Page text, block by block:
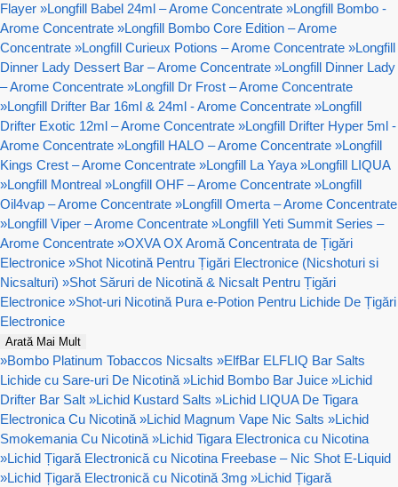
Flayer »Longfill Babel 24ml – Arome Concentrate »Longfill Bombo -
Arome Concentrate »Longfill Bombo Core Edition – Arome
Concentrate »Longfill Curieux Potions – Arome Concentrate »Longfill
Dinner Lady Dessert Bar – Arome Concentrate »Longfill Dinner Lady
– Arome Concentrate »Longfill Dr Frost – Arome Concentrate
»Longfill Drifter Bar 16ml & 24ml - Arome Concentrate »Longfill
Drifter Exotic 12ml – Arome Concentrate »Longfill Drifter Hyper 5ml -
Arome Concentrate »Longfill HALO – Arome Concentrate »Longfill
Kings Crest – Arome Concentrate »Longfill La Yaya »Longfill LIQUA
»Longfill Montreal »Longfill OHF – Arome Concentrate »Longfill
Oil4vap – Arome Concentrate »Longfill Omerta – Arome Concentrate
»Longfill Viper – Arome Concentrate »Longfill Yeti Summit Series –
Arome Concentrate »OXVA OX Aromă Concentrata de Țigări
Electronice »Shot Nicotină Pentru Țigări Electronice (Nicshoturi si
Nicsalturi) »Shot Săruri de Nicotină & Nicsalt Pentru Țigări
Electronice »Shot-uri Nicotină Pura e-Potion Pentru Lichide De Țigări
Electronice
Arată Mai Mult
»Bombo Platinum Tobaccos Nicsalts »ElfBar ELFLIQ Bar Salts
Lichide cu Sare-uri De Nicotină »Lichid Bombo Bar Juice »Lichid
Drifter Bar Salt »Lichid Kustard Salts »Lichid LIQUA De Tigara
Electronica Cu Nicotină »Lichid Magnum Vape Nic Salts »Lichid
Smokemania Cu Nicotină »Lichid Tigara Electronica cu Nicotina
»Lichid Țigară Electronică cu Nicotina Freebase – Nic Shot E-Liquid
»Lichid Țigară Electronică cu Nicotină 3mg »Lichid Țigară